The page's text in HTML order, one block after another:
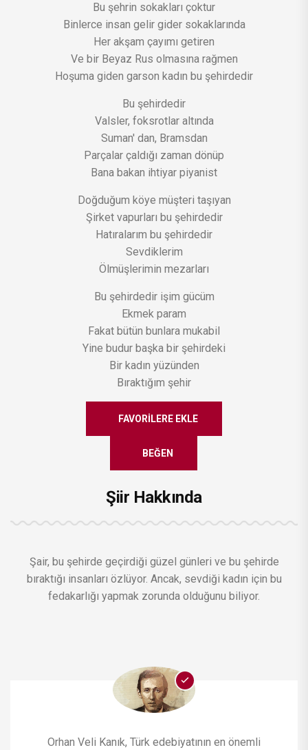
Bu şehrin sokakları çoktur
Binlerce insan gelir gider sokaklarında
Her akşam çayımı getiren
Ve bir Beyaz Rus olmasına rağmen
Hoşuma giden garson kadın bu şehirdedir
Bu şehirdedir
Valsler, foksrotlar altında
Suman' dan, Bramsdan
Parçalar çaldığı zaman dönüp
Bana bakan ihtiyar piyanist
Doğduğum köye müşteri taşıyan
Şirket vapurları bu şehirdedir
Hatıralarım bu şehirdedir
Sevdiklerim
Ölmüşlerimin mezarları
Bu şehirdedir işim gücüm
Ekmek param
Fakat bütün bunlara mukabil
Yine budur başka bir şehirdeki
Bir kadın yüzünden
Bıraktığım şehir
FAVORILERE EKLE
BEĞEN
Şiir Hakkında
Şair, bu şehirde geçirdiği güzel günleri ve bu şehirde
bıraktığı insanları özlüyor. Ancak, sevdiği kadın için bu
fedakarlığı yapmak zorunda olduğunu biliyor.
Orhan Veli Kanık, Türk edebiyatının en önemli